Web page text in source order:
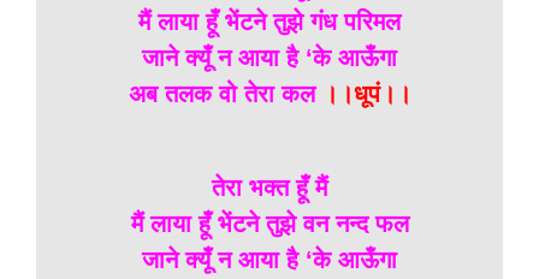
मैं लाया हूँ भेंटने तुझे गंध परिमल
जाने क्यूँ न आया है ‘के आऊँगा
अब तलक वो तेरा कल ।।धूपं।।
तेरा भक्त हूँ मैं
मैं लाया हूँ भेंटने तुझे वन नन्द फल
जाने क्यूँ न आया है ‘के आऊँगा